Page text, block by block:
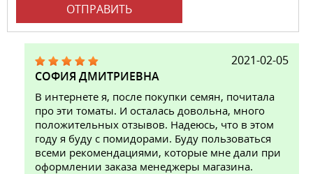
ОТПРАВИТЬ
2021-02-05
СОФИЯ ДМИТРИЕВНА
В интернете я, после покупки семян, почитала
про эти томаты. И осталась довольна, много
положительных отзывов. Надеюсь, что в этом
году я буду с помидорами. Буду пользоваться
всеми рекомендациями, которые мне дали при
оформлении заказа менеджеры магазина.